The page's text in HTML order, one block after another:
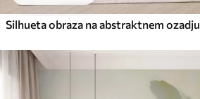
Silhueta obraza na abstraktnem ozadju